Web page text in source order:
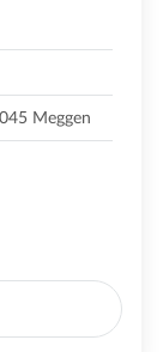
Meggen